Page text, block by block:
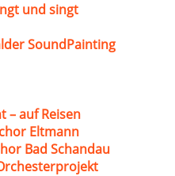
und singt
SoundPainting
– auf Reisen
Eltmann
Bad Schandau